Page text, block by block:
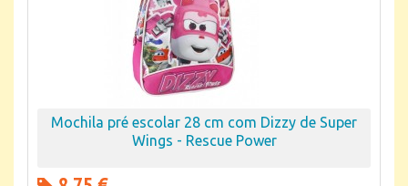
Mochila pré escolar 28 cm com Dizzy de Super
Wings - Rescue Power